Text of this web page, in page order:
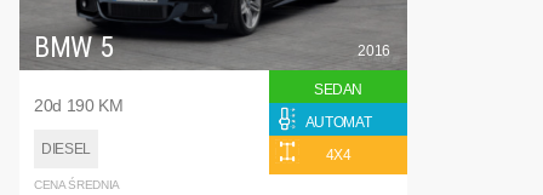
BMW 5
20d 190 KM
DIESEL
2016
SEDAN
AUTOMAT
4X4
CENA ŚREDNIA